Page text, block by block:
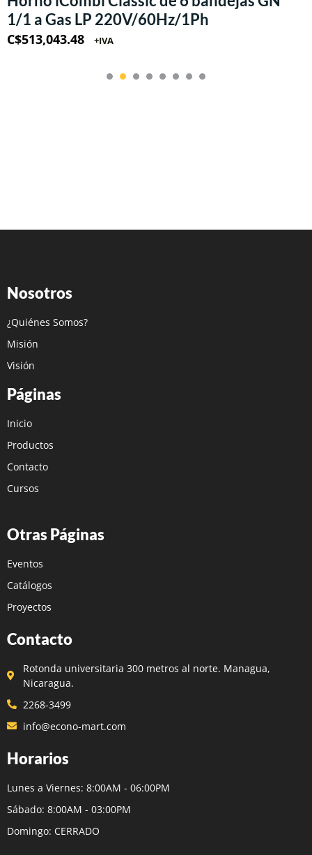
1/1 a Gas LP 220V/60Hz/1Ph
C$513,043.48 +IVA
Nosotros
¿Quiénes Somos?
Misión
Visión
Páginas
Inicio
Productos
Contacto
Cursos
Otras Páginas
Eventos
Catálogos
Proyectos
Contacto
Rotonda universitaria 300 metros al norte. Managua,
Nicaragua.
2268-3499
info@econo-mart.com
Horarios
Lunes a Viernes: 8:00AM - 06:00PM
Sábado: 8:00AM - 03:00PM
Domingo: CERRADO